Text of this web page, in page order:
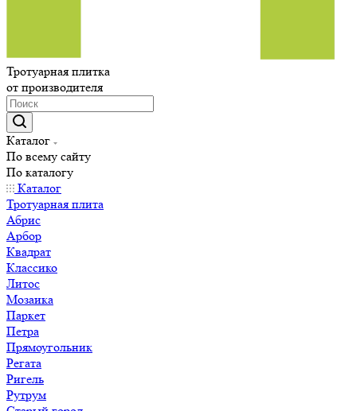
Тротуарная плитка
от производителя
Каталог
По всему сайту
По каталогу
Каталог
Тротуарная плита
Абрис
Арбор
Квадрат
Классико
Литос
Мозаика
Паркет
Петра
Прямоугольник
Регата
Ригель
Рутрум